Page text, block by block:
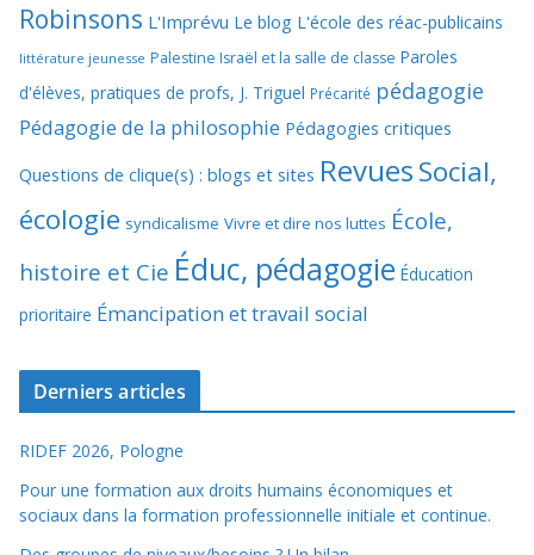
Robinsons L'Imprévu Le blog L'école des réac-publicains
littérature jeunesse Palestine Israël et la salle de classe Paroles
d'élèves, pratiques de profs, J. Triguel Précarité pédagogie
Pédagogie de la philosophie Pédagogies critiques
Questions de clique(s) : blogs et sites RevuesSocial,
écologie syndicalisme Vivre et dire nos luttes École,
histoire et Cie Éduc, pédagogie Éducation
prioritaire Émancipation et travail social
Derniers articles
RIDEF 2026, Pologne
Pour une formation aux droits humains économiques et
sociaux dans la formation professionnelle initiale et continue.